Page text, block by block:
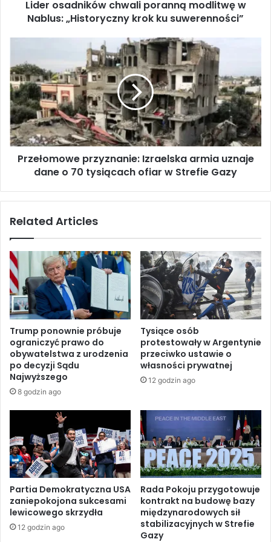
c
h
w
a
l
i
p
n
ą
d
l
i
t
w
ę
w
N
a
b
s
„
H
i
s
t
o
r
y
Lider osadników chwali poranną modlitwę w
Nablus: „Historyczny krok ku suwerenności”
z
e
ł
o
m
o
w
z
n
i
e
:
I
r
a
l
s
a
r
m
i
a
u
z
n
a
Przełomowe przyznanie: Izraelska armia uznaje
dane o 70 tysiącach ofiar w Strefie Gazy
Related Articles
Trump ponownie próbuje
ograniczyć prawo do
obywatelstwa z urodzenia
po decyzji Sądu
Najwyższego
8 godzin ago
Tysiące osób
protestowały w Argentynie
przeciwko ustawie o
własności prywatnej
12 godzin ago
Partia Demokratyczna USA
zaniepokojona sukcesami
lewicowego skrzydła
12 godzin ago
Rada Pokoju przygotowuje
kontrakt na budowę bazy
międzynarodowych sił
stabilizacyjnych w Strefie
Gazy